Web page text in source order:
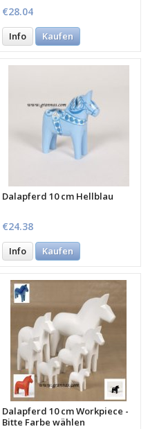
€28.04
Info Kaufen
Dalapferd 10 cm Hellblau
€24.38
Info Kaufen
Dalapferd 10 cm Workpiece -
Bitte Farbe wählen